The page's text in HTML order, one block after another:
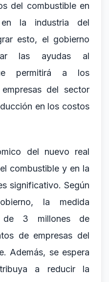
del combustible en
la industria del
esto, el gobierno
las ayudas al
permitirá a los
del sector
en los costos
del nuevo real
combustible y en la
significativo. Según
la medida
de 3 millones de
de empresas del
Además, se espera
a reducir la